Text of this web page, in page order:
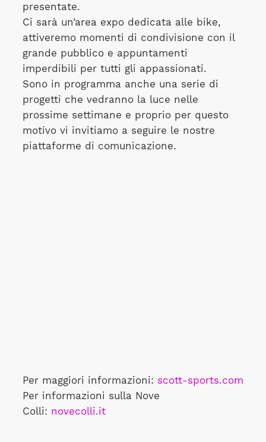
presentate.
Ci sarà un’area expo dedicata alle bike,
attiveremo momenti di condivisione con il
grande pubblico e appuntamenti
imperdibili per tutti gli appassionati.
Sono in programma anche una serie di
progetti che vedranno la luce nelle
prossime settimane e proprio per questo
motivo vi invitiamo a seguire le nostre
piattaforme di comunicazione.
Per maggiori informazioni: scott-sports.com
Per informazioni sulla Nove
Colli: novecolli.it